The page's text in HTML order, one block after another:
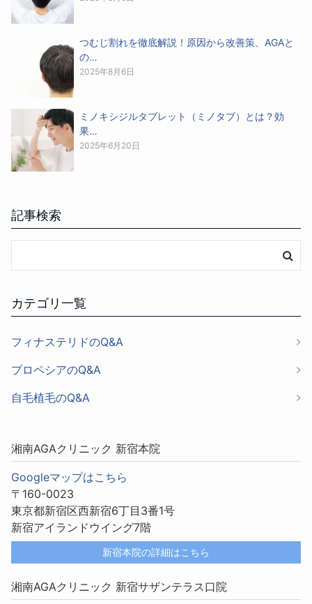
つむじ割れを徹底解説！原因から改善策、AGAと
の…
2025年8月6日
ミノキシジルタブレット（ミノタブ）とは？効
果…
2025年6月20日
記事検索
カテゴリ一覧
フィナステリドのQ&A
プロペシアのQ&A
自毛植毛のQ&A
湘南AGAクリニック 新宿本院
Googleマップはこちら
〒160-0023
東京都新宿区西新宿6丁目3番1号
新宿アイランドウイング7階
新宿本院の詳細はこちら
湘南AGAクリニック 新宿サザンテラス口院